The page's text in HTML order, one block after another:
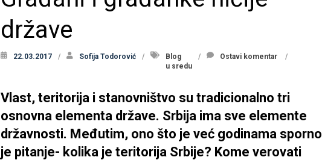
države
22.03.2017 Sofija Todorović
Blog
u sredu
Ostavi komentar
Vlast, teritorija i stanovništvo su tradicionalno tri
osnovna elementa države. Srbija ima sve elemente
državnosti. Međutim, ono što je već godinama sporno
je pitanje- kolika je teritorija Srbije? Kome verovati